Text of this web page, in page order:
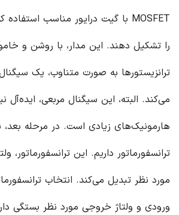
را تشکیل دهند. این مدار، با روشن و
می‌کند. البته، این سیگنال مربعی،
هارمونیک‌های زیادی است. در مرحله بعد،
مورد نظر تبدیل می‌کند. انتخاب
ورودی و ولتاژ خروجی مورد نظر بستگی